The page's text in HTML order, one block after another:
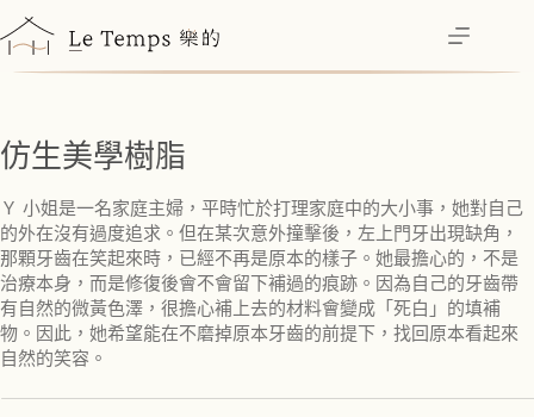
至
主
容
仿生美學樹脂
Ｙ 小姐是一名家庭主婦，平時忙於打理家庭中的大小事，她對自己
的外在沒有過度追求。但在某次意外撞擊後，左上門牙出現缺角，
那顆牙齒在笑起來時，已經不再是原本的樣子。她最擔心的，不是
治療本身，而是修復後會不會留下補過的痕跡。因為自己的牙齒帶
有自然的微黃色澤，很擔心補上去的材料會變成「死白」的填補
物。因此，她希望能在不磨掉原本牙齒的前提下，找回原本看起來
自然的笑容。